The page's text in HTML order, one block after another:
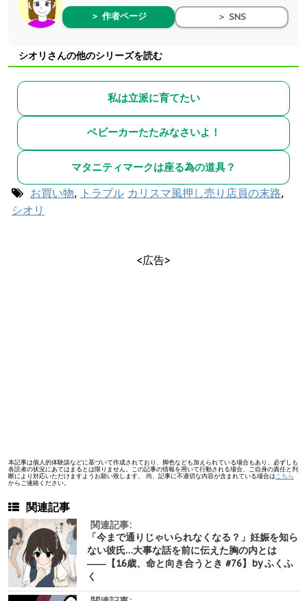
＞ 作者ページ ＞ SNS
シオリさんの他のシリーズを読む
私は立派に育てたい
ベビーカーたたみなさいよ！
マタニティマークは座る為の道具？
お買い物, トラブル カリスマ風押し売り店員の末路,
シオリ
<広告>
本記事は個人的体験談などに基づいて作成されており、脚色なども加えられている場合もあり、必ずしも
各読者の状況にあてはまるとは限りません。この記事の情報を用いて行動される場合、ご自身の責任と判
断により対応いただけますようお願い致します。 尚、記事に不適切な内容が含まれている場合はこちら
からご連絡ください。
関連記事
関連記事:
「今まで通りじゃいられなくなる？」妊娠を知ら
ない彼氏…大事な話を前に伝えた胸の内とは
――【16歳、命と向き合うとき #76】by ふくふ
く